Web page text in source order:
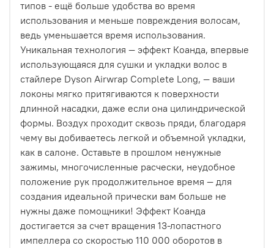
типов - ещё больше удобства во время
использования и меньше повреждения волосам,
ведь уменьшается время использования.
Уникальная технология — эффект Коанда, впервые
использующаяся для сушки и укладки волос в
стайлере Dyson Airwrap Complete Long, — ваши
локоны мягко притягиваются к поверхности
длинной насадки, даже если она цилиндрической
формы. Воздух проходит сквозь пряди, благодаря
чему вы добиваетесь легкой и объемной укладки,
как в салоне. Оставьте в прошлом ненужные
зажимы, многочисленные расчески, неудобное
положение рук продолжительное время — для
создания идеальной прически вам больше не
нужны даже помощники! Эффект Коанда
достигается за счет вращения 13-лопастного
импеллера со скоростью 110 000 оборотов в